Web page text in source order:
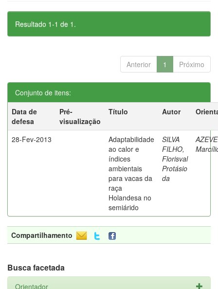
Resultado 1-1 de 1.
Anterior 1 Próximo
Conjunto de itens:
Data de
defesa
Pré-
visualização
Título Autor
28-Fev-2013
Adaptabilidade
ao calor e
índices
ambientais
para vacas da
raça
Holandesa no
semiárido
SILVA
FILHO,
Florisval
Protásio
da
Compartilhamento
Busca facetada
Orientador